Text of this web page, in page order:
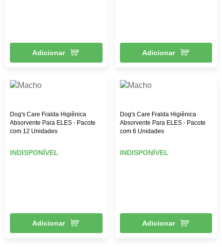
Adicionar Adicionar
Dog's Care Fralda Higiênica
Absorvente Para ELES - Pacote
com 12 Unidades
INDISPONÍVEL
Adicionar
Dog's Care Fralda Higiênica
Absorvente Para ELES - Pacote
com 6 Unidades
INDISPONÍVEL
Adicionar